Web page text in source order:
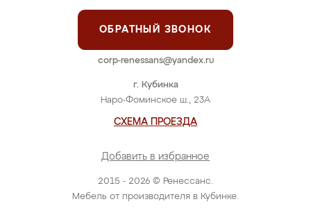
2015 - 2026 © Ренессанс.
Мебель от производителя в Кубинке.
г. Кубинка
Наро-Фоминское ш., 23А
СХЕМА ПРОЕЗДА
Добавить в избранное
ОБРАТНЫЙ ЗВОНОК
corp-renessans@yandex.ru